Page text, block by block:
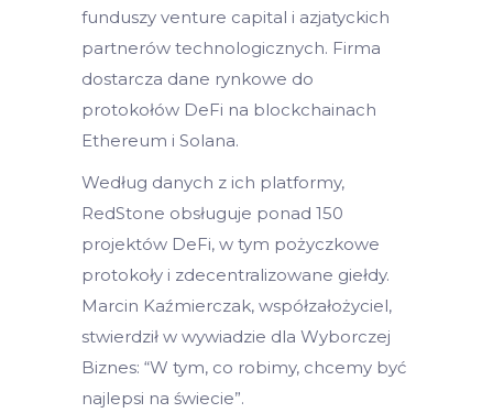
funduszy venture capital i azjatyckich
partnerów technologicznych. Firma
dostarcza dane rynkowe do
protokołów DeFi na blockchainach
Ethereum i Solana.
Według danych z ich platformy,
RedStone obsługuje ponad 150
projektów DeFi, w tym pożyczkowe
protokoły i zdecentralizowane giełdy.
Marcin Kaźmierczak, współzałożyciel,
stwierdził w wywiadzie dla Wyborczej
Biznes: “W tym, co robimy, chcemy być
najlepsi na świecie”.